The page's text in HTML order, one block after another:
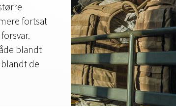
fortsat
blandt
de